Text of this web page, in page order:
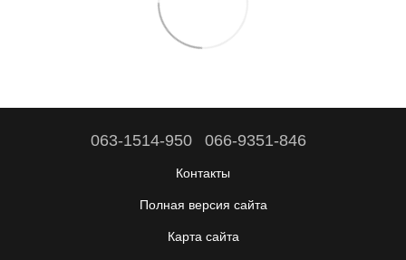
063-1514-950 066-9351-846
Контакты
Полная версия сайта
Карта сайта